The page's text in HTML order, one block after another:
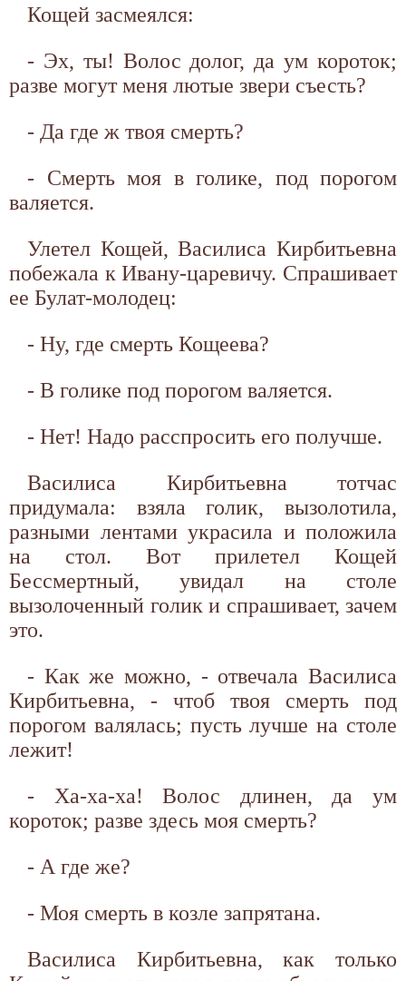
Кощей засмеялся:
- Эх, ты! Волос долог, да ум короток;
разве могут меня лютые звери съесть?
- Да где ж твоя смерть?
- Смерть моя в голике, под порогом
валяется.
Улетел Кощей, Василиса Кирбитьевна
побежала к Ивану-царевичу. Спрашивает
ее Булат-молодец:
- Ну, где смерть Кощеева?
- В голике под порогом валяется.
- Нет! Надо расспросить его получше.
Василиса Кирбитьевна тотчас
придумала: взяла голик, вызолотила,
разными лентами украсила и положила
на стол. Вот прилетел Кощей
Бессмертный, увидал на столе
вызолоченный голик и спрашивает, зачем
это.
- Как же можно, - отвечала Василиса
Кирбитьевна, - чтоб твоя смерть под
порогом валялась; пусть лучше на столе
лежит!
- Ха-ха-ха! Волос длинен, да ум
короток; разве здесь моя смерть?
- А где же?
- Моя смерть в козле запрятана.
Василиса Кирбитьевна, как только